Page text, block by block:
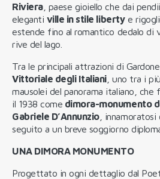
Riviera, paese gioiello che dai
eleganti ville in stile libertye
estende fino al romantico dedalo di
rive del lago.
Tra le principali attrazioni di
Vittoriale degli Italiani , uno tra i
mausolei del panorama italiano,
il 1938 come dimora-monumento
Gabriele D’Annunzio, innamoratosi
seguito a un breve soggiorno
UNA DIMORA MONUMENTO
Progettato in ogni dettaglio dal